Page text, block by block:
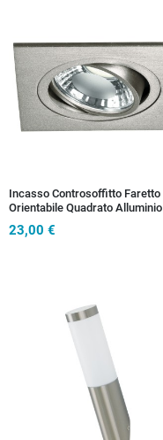
Incasso Controsoffitto Faretto
Orientabile Quadrato Alluminio
23,00 €